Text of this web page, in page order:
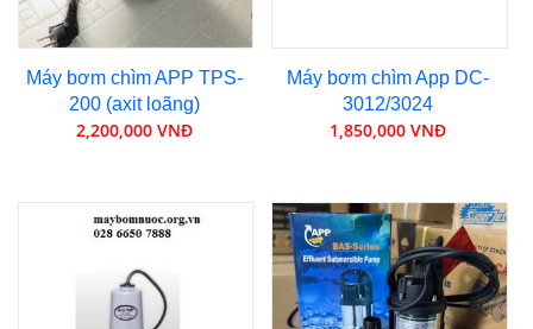
Máy bơm chìm APP TPS-
200 (axit loãng)
2,200,000 VNĐ
Máy bơm chìm App DC-
3012/3024
1,850,000 VNĐ